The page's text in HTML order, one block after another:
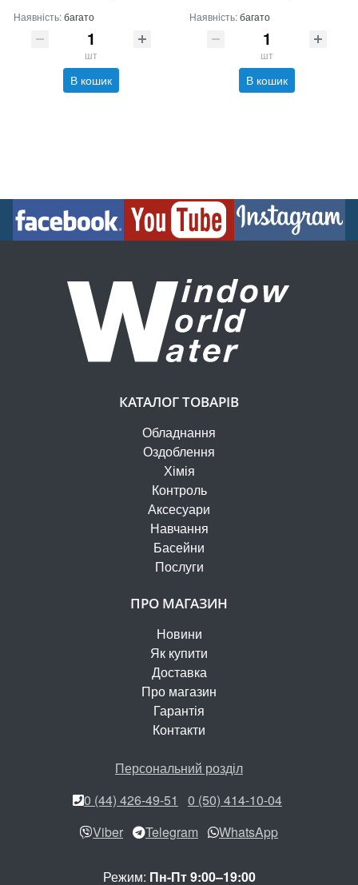
Наявність:багато
шт
В кошик
Наявність:багато
шт
В кошик
КАТАЛОГ ТОВАРІВ
Обладнання
Оздоблення
Хімія
Контроль
Аксесуари
Навчання
Басейни
Послуги
ПРО МАГАЗИН
Новини
Як купити
Доставка
Про магазин
Гарантія
Контакти
Персональний розділ
0 (44) 426-49-51
0 (50) 414-10-04
Viber
Telegram WhatsApp
Режим: Пн-Пт 9:00–19:00